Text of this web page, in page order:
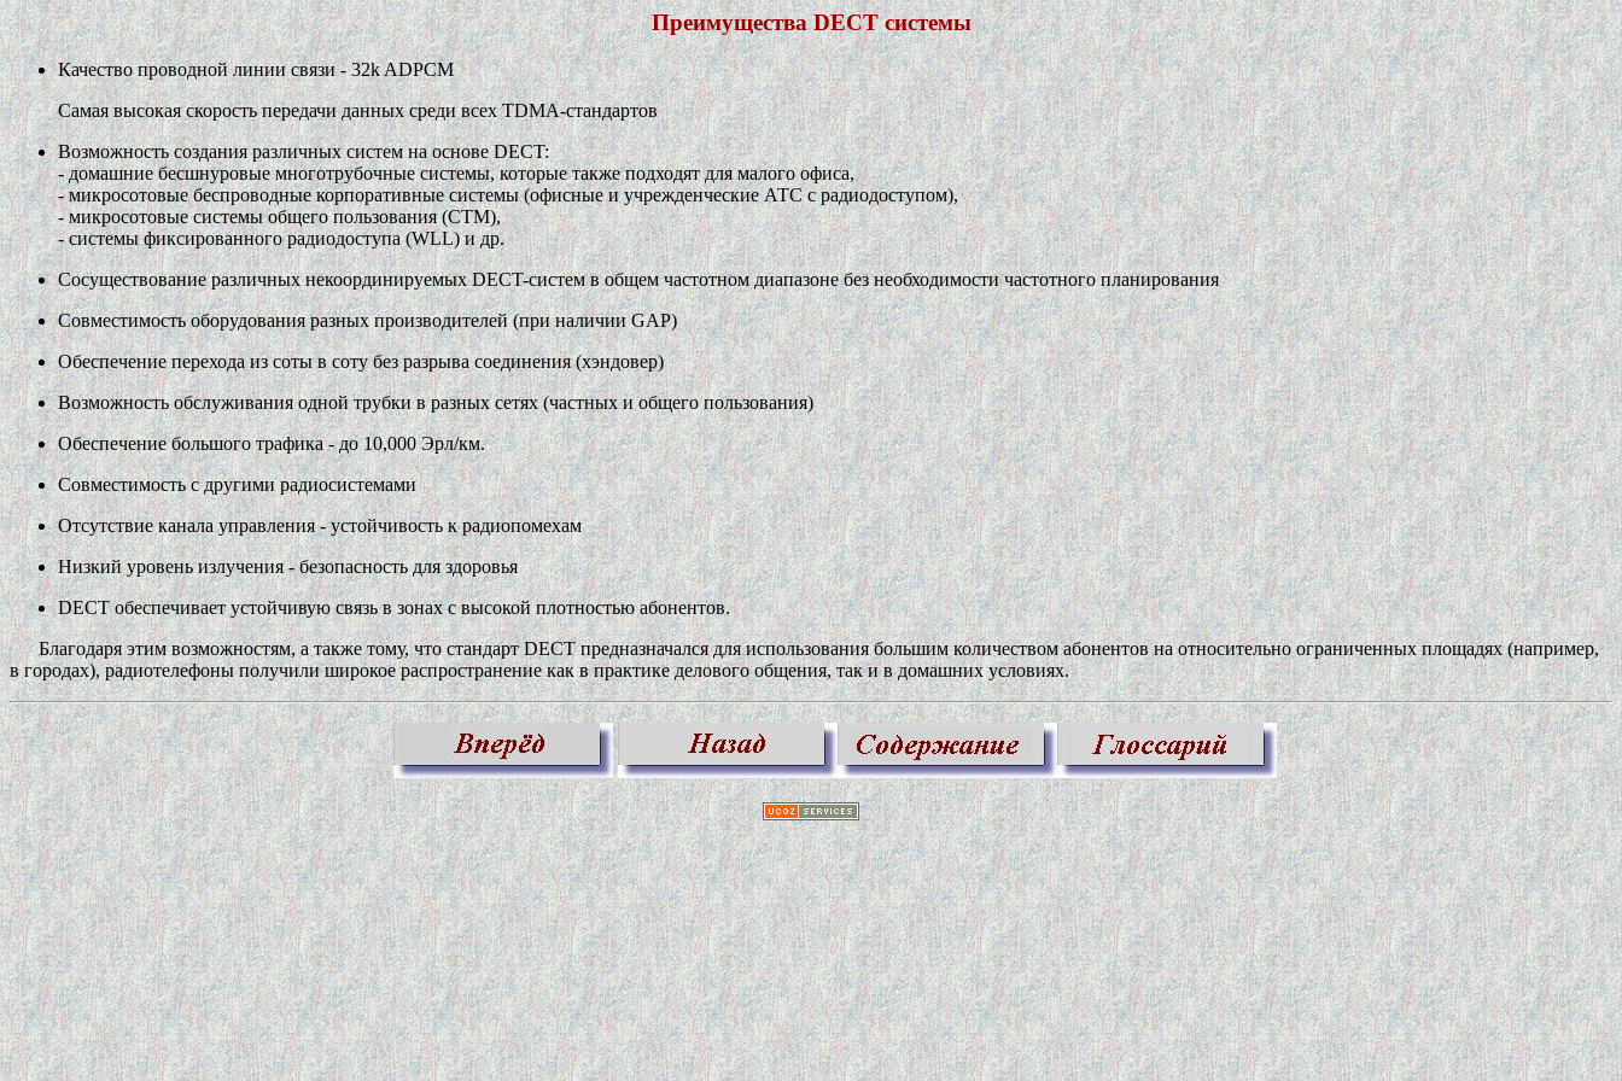
Преимущества DECT системы
Качество проводной линии связи - 32k ADPCM
Самая высокая скорость передачи данных среди всех TDMA-стандартов
Возможность создания различных систем на основе DECT:
- домашние бесшнуровые многотрубочные системы, которые также подходят для малого офиса,
- микросотовые беспроводные корпоративные системы (офисные и учрежденческие АТС с радиодоступом),
- микросотовые системы общего пользования (СТМ),
- системы фиксированного радиодоступа (WLL) и др.
Сосуществование различных некоординируемых DECT-систем в общем частотном диапазоне без необходимости частотного планирования
Совместимость оборудования разных производителей (при наличии GAP)
Обеспечение перехода из соты в соту без разрыва соединения (хэндовер)
Возможность обслуживания одной трубки в разных сетях (частных и общего пользования)
Обеспечение большого трафика - до 10,000 Эрл/км.
Совместимость с другими радиосистемами
Отсутствие канала управления - устойчивость к радиопомехам
Низкий уровень излучения - безопасность для здоровья
DECT обеспечивает устойчивую связь в зонах с высокой плотностью абонентов.
Благодаря этим возможностям, а также тому, что стандарт DECT предназначался для использования большим количеством абонентов на относительно ограниченных площадях (например,
в городах), радиотелефоны получили широкое распространение как в практике делового общения, так и в домашних условиях.